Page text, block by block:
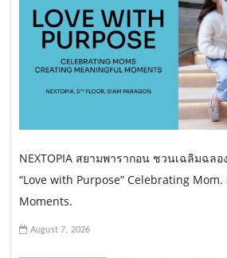
NEXTOPIA สยามพารากอน ชวนเฉลิมฉล
“Love with Purpose” Celebrating
Moments.
August 7, 2026